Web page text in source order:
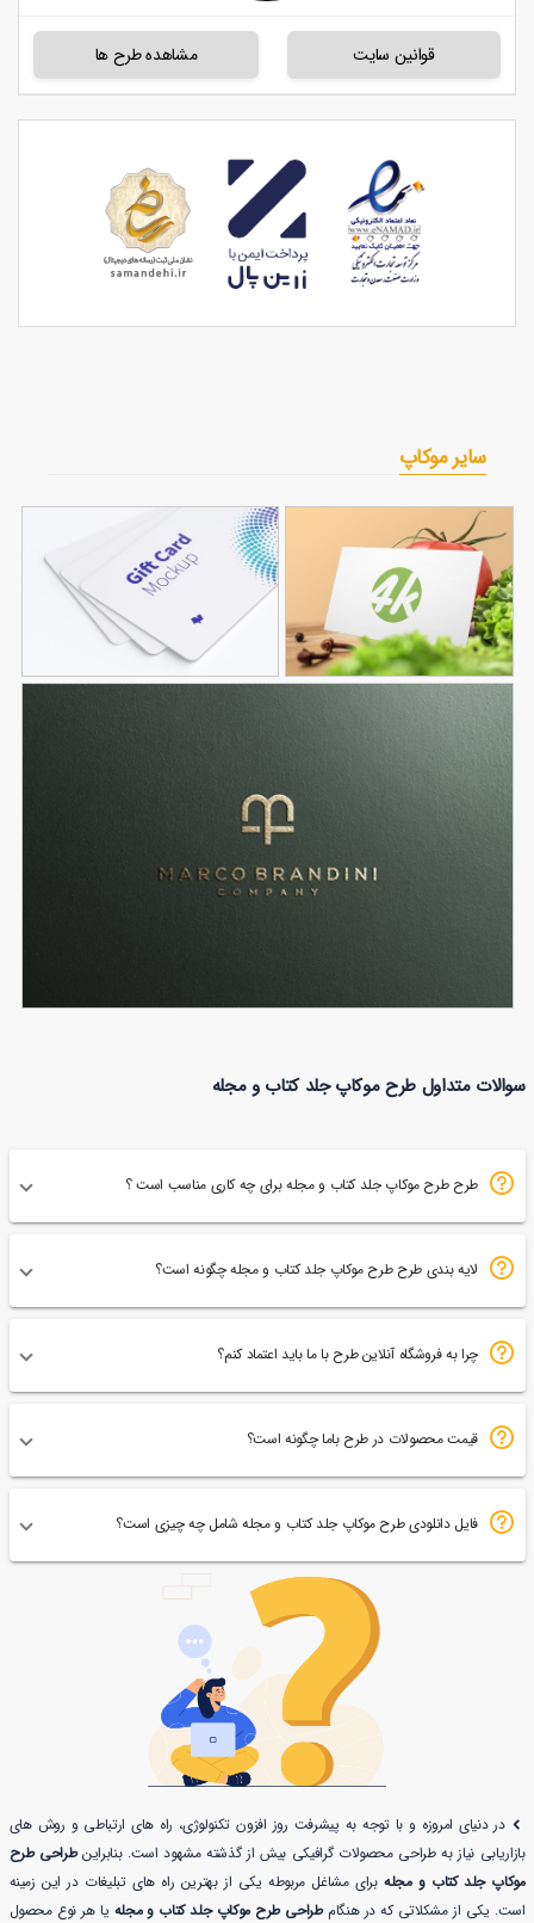
قوانین سایت مشاهده طرح ها
سایر موکاپ
طرح موکاپ کارت
74
سوالات متداول طرح موکاپ جلد کتاب و مجله
طرح طرح موکاپ جلد کتاب و مجله برای چه کاری مناسب است ؟
لایه بندی طرح طرح موکاپ جلد کتاب و مجله چگونه است؟
چرا به فروشگاه آنلاین طرح با ما باید اعتماد کنم؟
قیمت محصولات در طرح باما چگونه است؟
فایل دانلودی طرح موکاپ جلد کتاب و مجله شامل چه چیزی است؟
در دنیای امروزه و با توجه به پیشرفت روز افزون تکنولوژی، راه های ارتباطی و روش های
بازاریابی نیاز به طراحی محصولات گرافیکی بیش از گذشته مشهود است. بنابراینطراحی طرح
موکاپ جلد کتاب و مجله برای مشاغل مربوطه یکی از بهترین راه های تبلیغات در این زمینه
است. یکی از مشکلاتی که در هنگامطراحی طرح موکاپ جلد کتاب و مجله یا هر نوع محصول